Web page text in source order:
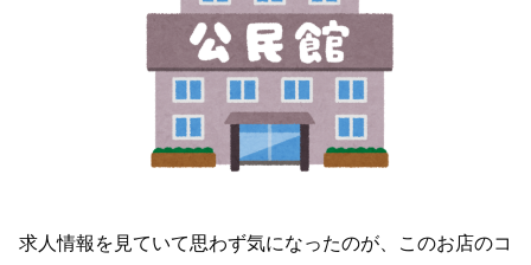
求人情報を見ていて思わず気になったのが、このお店のコ